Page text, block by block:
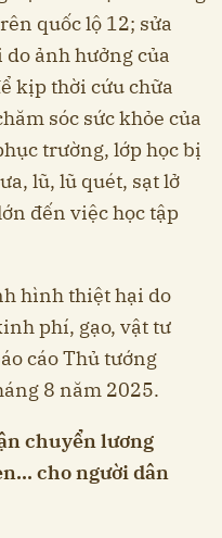
quốc lộ 12; sửa
do ảnh hưởng của
kịp thời cứu chữa
sóc sức khỏe của
trường, lớp học bị
lũ, lũ quét, sạt lở
đến việc học tập
hình thiệt hại do
phí, gạo, vật tư
cáo Thủ tướng
8 năm 2025.
chuyển lương
cho người dân